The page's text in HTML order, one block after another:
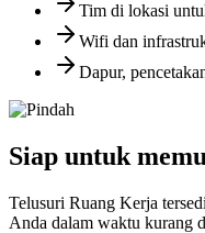
Tim di lokasi
Wifi dan
Dapur,
Siap untuk
Telusuri Ruang Kerja
Anda dalam waktu kurang